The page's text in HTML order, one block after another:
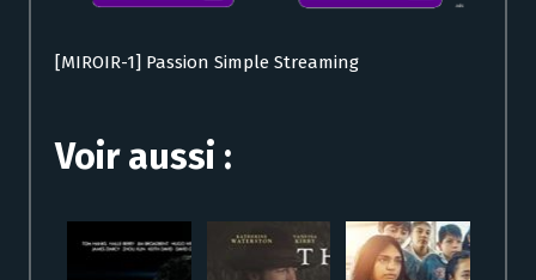
[MIROIR-1] Passion Simple Streaming
Voir aussi :